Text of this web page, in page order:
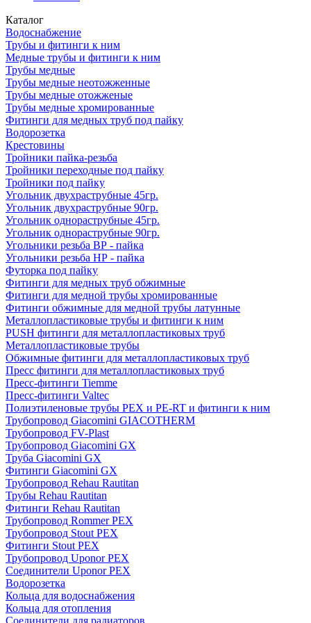
Каталог
Водоснабжение
Трубы и фитинги к ним
Медные трубы и фитинги к ним
Трубы медные
Трубы медные неотожженные
Трубы медные отожженые
Трубы медные хромированные
Фитинги для медных труб под пайку
Водорозетка
Крестовины
Тройники пайка-резьба
Тройники переходные под пайку
Тройники под пайку
Угольник двухраструбные 45гр.
Угольник двухраструбные 90гр.
Угольник однораструбные 45гр.
Угольник однораструбные 90гр.
Угольники резьба ВР - пайка
Угольники резьба НР - пайка
Футорка под пайку
Фитинги для медных труб обжимные
Фитинги для медной трубы хромированные
Фитинги обжимные для медной трубы латунные
Металлопластиковые трубы и фитинги к ним
PUSH фитинги для металлопластиковых труб
Металлопластиковые трубы
Обжимные фитинги для металлопластиковых труб
Пресс фитинги для металлопластиковых труб
Пресс-фитинги Tiemme
Пресс-фитинги Valtec
Полиэтиленовые трубы PEX и PE-RT и фитинги к ним
Трубопровод Giacomini GIACOTHERM
Трубопровод FV-Plast
Трубопровод Giacomini GX
Труба Giacomini GX
Фитинги Giacomini GX
Трубопровод Rehau Rautitan
Трубы Rehau Rautitan
Фитинги Rehau Rautitan
Трубопровод Rommer PEX
Трубопровод Stout PEX
Фитинги Stout PEX
Трубопровод Uponor PEX
Соединители Uponor PEX
Водорозетка
Кольца для водоснабжения
Кольца для отопления
Соединители для радиаторов